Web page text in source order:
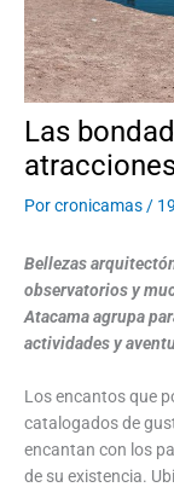
Las
Porcronicamas /
Bellezas
observatorios y
Atacama agrupa
actividades y
Los encantos que
catalogados de
encantan con los
de su existencia.